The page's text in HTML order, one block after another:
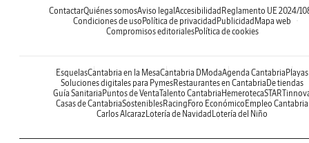
ContactarQuiénes somosAviso legal Accesibilidad Reglamento UE 2024/
Condiciones de uso Política de privacidad Publicidad Mapa web
Compromisos editorialesPolítica de cookies
EsquelasCantabria en la MesaCantabria DModaAgenda Cantabria Playas
Soluciones digitales para PymesRestaurantes en Cantabria De tiendas
Guía Sanitaria Puntos de VentaTalento Cantabria Hemeroteca
Casas de CantabriaSosteniblesRacing Foro Económico Empleo Cantabria
Carlos Alcaraz Lotería de Navidad Lotería del Niño